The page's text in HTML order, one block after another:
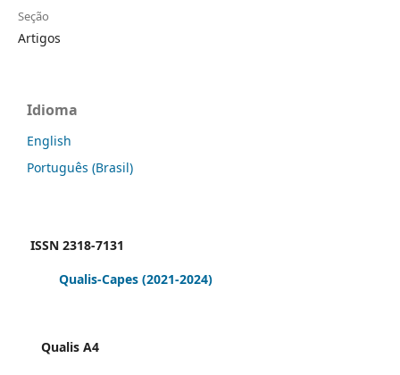
Seção
Artigos
Idioma
English
Português (Brasil)
ISSN 2318-7131
Qualis-Capes (2021-2024)
Qualis A4